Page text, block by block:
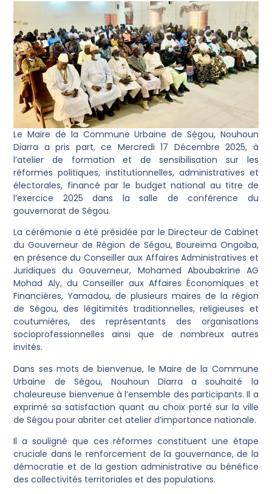
Le Maire de la Commune Urbaine de Ségou, Nouhoun
Diarra a pris part, ce Mercredi 17 Décembre 2025, à
l’atelier de formation et de sensibilisation sur les
réformes politiques, institutionnelles, administratives et
électorales, financé par le budget national au titre de
l’exercice 2025 dans la salle de conférence du
gouvernorat de Ségou.
La cérémonie a été présidée par le Directeur de Cabinet
du Gouverneur de Région de Ségou, Boureïma Ongoïba,
en présence du Conseiller aux Affaires Administratives et
Juridiques du Gouverneur, Mohamed Aboubakrine AG
Mohad Aly, du Conseiller aux Affaires Économiques et
Financières, Yamadou, de plusieurs maires de la région
de Ségou, des légitimités traditionnelles, religieuses et
coutumières, des représentants des organisations
socioprofessionnelles ainsi que de nombreux autres
invités.
Dans ses mots de bienvenue, le Maire de la Commune
Urbaine de Ségou, Nouhoun Diarra a souhaité la
chaleureuse bienvenue à l’ensemble des participants. Il a
exprimé sa satisfaction quant au choix porté sur la ville
de Ségou pour abriter cet atelier d’importance nationale.
Il a souligné que ces réformes constituent une étape
cruciale dans le renforcement de la gouvernance, de la
démocratie et de la gestion administrative au bénéfice
des collectivités territoriales et des populations.